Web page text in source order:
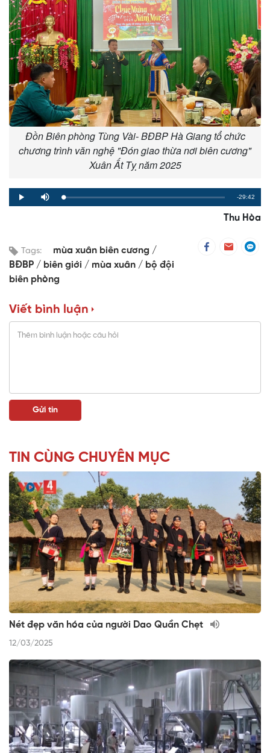
Đồn Biên phòng Tùng Vài- BĐBP Hà Giang tổ chức
chương trình văn nghệ "Đón giao thừa nơi biên cương"
Xuân Ất Tỵ năm 2025
Play Mute Loaded:
0%
Progress:
0%
Remaining
Time
-29:42
Thu Hòa
Tags:
mùa xuân biên cương
BĐBP
biên giới mùa xuân
bộ đội
biên phòng
Viết bình luận
TIN CÙNG CHUYÊN MỤC
Nét đẹp văn hóa của người Dao Quần Chẹt
12/03/2025